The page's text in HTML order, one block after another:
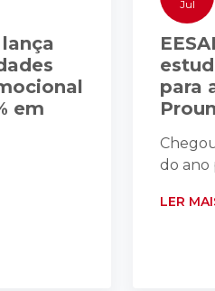
lança
em
Jul
para
do ano
LER